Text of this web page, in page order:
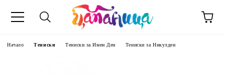
Начало Тениски Тениски за Имен Ден Тениски за Никулден